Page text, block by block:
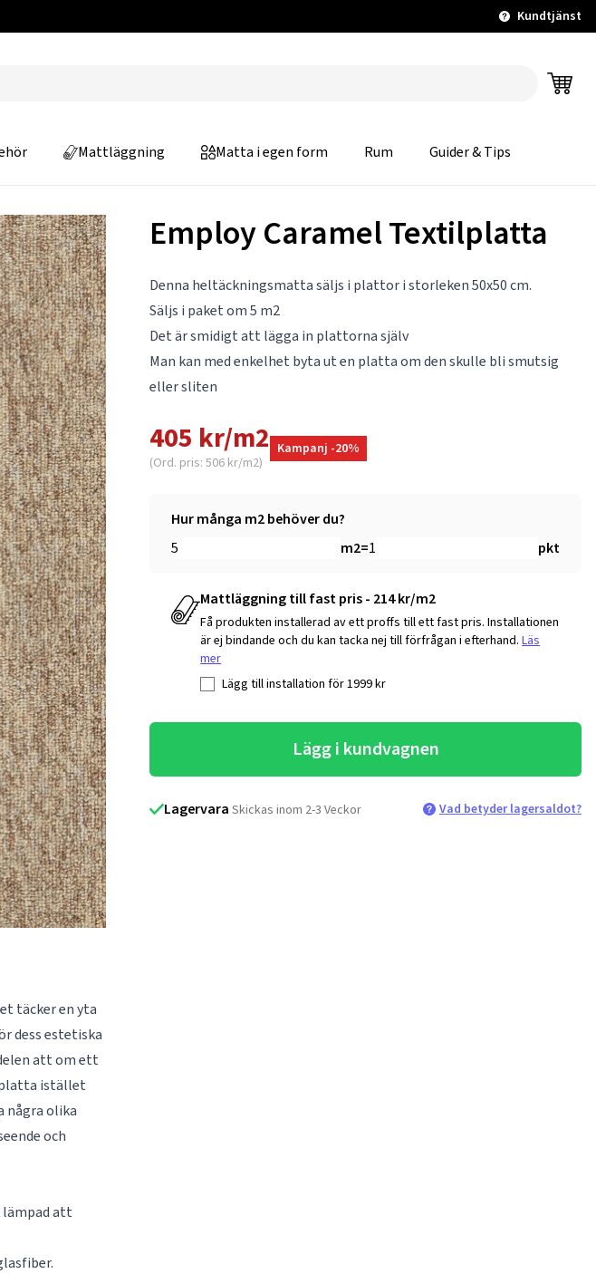
Kundtjänst
Mattläggning Matta i egen form Rum Guider & Tips
Employ Caramel Textilplatta
Denna heltäckningsmatta säljs i plattor i storleken 50x50 cm.
Säljs i paket om 5 m2
Det är smidigt att lägga in plattorna själv
Man kan med enkelhet byta ut en platta om den skulle bli smutsig
eller sliten
405 kr/m2
(Ord. pris: 506 kr/m2)
Kampanj -20%
Hur många m2 behöver du?
m2= pkt
Mattläggning till fast pris - 214 kr/m2
Få produkten installerad av ett proffs till ett fast pris. Installationen
är ej bindande och du kan tacka nej till förfrågan i efterhand.Läs
mer
Lägg till installation för1999kr
Lägg i kundvagnen
Lagervara Skickas inom 2-3 Veckor Vad betyder lagersaldot?
täcker en yta
dess estetiska
att om ett
platta istället
några olika
och
lämpad att